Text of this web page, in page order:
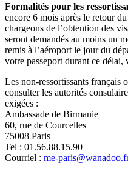
Formalités pour les
encore 6 mois après le retour
chargeons de l’obtention des
seront demandés au moins un
remis à l’aéroport le jour du
votre passeport durant ce délai,
Les non-ressortissants français
consulter les autorités
exigées :
Ambassade de Birmanie
60, rue de Courcelles
75008 Paris
Tel : 01.56.88.15.90
Courriel : me-